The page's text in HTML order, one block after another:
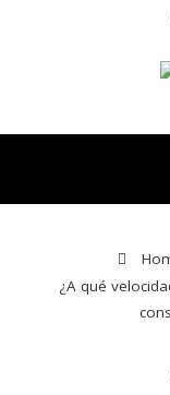
¿A qué